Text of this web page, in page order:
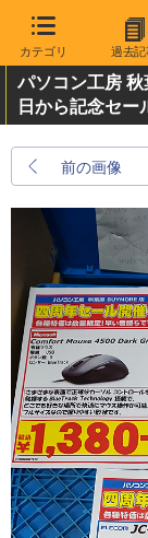
カテゴリ 過去記
パソコン工房
日から記念セー
前の画像